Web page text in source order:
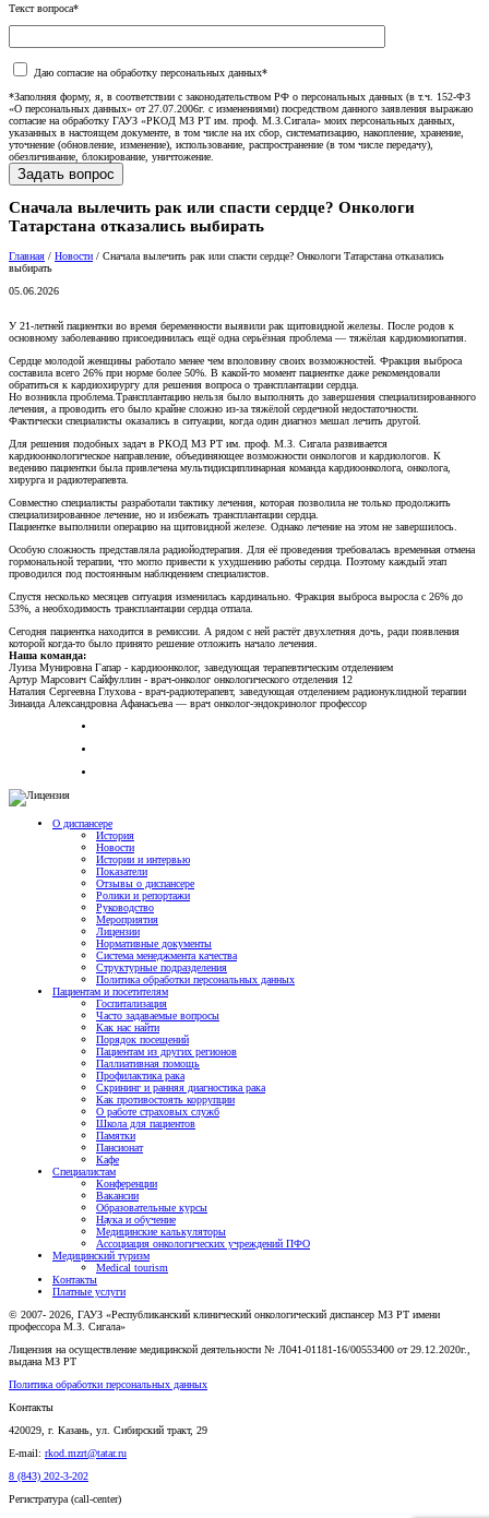
Текст вопроса*
Даю согласие на обработку персональных данных*
*Заполняя форму, я, в соответствии с законодательством РФ о персональных данных (в т.ч. 152-ФЗ
«О персональных данных» от 27.07.2006г. с изменениями) посредством данного заявления выражаю
согласие на обработку ГАУЗ «РКОД МЗ РТ им. проф. М.З.Сигала» моих персональных данных,
указанных в настоящем документе, в том числе на их сбор, систематизацию, накопление, хранение,
уточнение (обновление, изменение), использование, распространение (в том числе передачу),
обезличивание, блокирование, уничтожение.
Сначала вылечить рак или спасти сердце? Онкологи
Татарстана отказались выбирать
Главная / Новости / Сначала вылечить рак или спасти сердце? Онкологи Татарстана отказались
выбирать
05.06.2026
У 21-летней пациентки во время беременности выявили рак щитовидной железы. После родов к
основному заболеванию присоединилась ещё одна серьёзная проблема — тяжёлая кардиомиопатия.
Сердце молодой женщины работало менее чем вполовину своих возможностей. Фракция выброса
составила всего 26% при норме более 50%. В какой-то момент пациентке даже рекомендовали
обратиться к кардиохирургу для решения вопроса о трансплантации сердца.
Но возникла проблема.Трансплантацию нельзя было выполнять до завершения специализированного
лечения, а проводить его было крайне сложно из-за тяжёлой сердечной недостаточности.
Фактически специалисты оказались в ситуации, когда один диагноз мешал лечить другой.
Для решения подобных задач в РКОД МЗ РТ им. проф. М.З. Сигала развивается
кардиоонкологическое направление, объединяющее возможности онкологов и кардиологов. К
ведению пациентки была привлечена мультидисциплинарная команда кардиоонколога, онколога,
хирурга и радиотерапевта.
Совместно специалисты разработали тактику лечения, которая позволила не только продолжить
специализированное лечение, но и избежать трансплантации сердца.
Пациентке выполнили операцию на щитовидной железе. Однако лечение на этом не завершилось.
Особую сложность представляла радиойодтерапия. Для её проведения требовалась временная отмена
гормональной терапии, что могло привести к ухудшению работы сердца. Поэтому каждый этап
проводился под постоянным наблюдением специалистов.
Спустя несколько месяцев ситуация изменилась кардинально. Фракция выброса выросла с 26% до
53%, а необходимость трансплантации сердца отпала.
Сегодня пациентка находится в ремиссии. А рядом с ней растёт двухлетняя дочь, ради появления
которой когда-то было принято решение отложить начало лечения.
Наша команда:
Луиза Мунировна Гапар - кардиоонколог, заведующая терапевтическим отделением
Артур Марсович Сайфуллин - врач-онколог онкологического отделения 12
Наталия Сергеевна Глухова - врач-радиотерапевт, заведующая отделением радионуклидной терапии
Зинаида Александровна Афанасьева — врач онколог-эндокринолог профессор
О диспансере
История
Новости
Истории и интервью
Показатели
Отзывы о диспансере
Ролики и репортажи
Руководство
Мероприятия
Лицензии
Нормативные документы
Система менеджмента качества
Структурные подразделения
Политика обработки персональных данных
Пациентам и посетителям
Госпитализация
Часто задаваемые вопросы
Как нас найти
Порядок посещений
Пациентам из других регионов
Паллиативная помощь
Профилактика рака
Скрининг и ранняя диагностика рака
Как противостоять коррупции
О работе страховых служб
Школа для пациентов
Памятки
Пансионат
Кафе
Специалистам
Конференции
Вакансии
Образовательные курсы
Наука и обучение
Медицинские калькуляторы
Ассоциация oнкологических учреждений ПФО
Медицинский туризм
Medical tourism
Контакты
Платные услуги
© 2007- 2026, ГАУЗ «Республиканский клинический онкологический диспансер МЗ РТ имени
профессора М.З. Сигала»
Лицензия на осуществление медицинской деятельности № Л041-01181-16/00553400 от 29.12.2020г.,
выдана МЗ РТ
Политика обработки персональных данных
Контакты
420029, г. Казань, ул. Сибирский тракт, 29
E-mail: rkod.mzrt@tatar.ru
8 (843) 202-3-202
Регистратура (call-center)